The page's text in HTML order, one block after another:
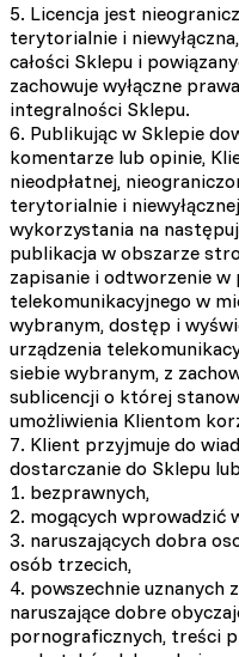
5. Licencja jest
terytorialnie i
całości Sklepu i
zachowuje wyłączne
integralności Sklepu.
6. Publikując w Sklepie
komentarze lub opinie,
nieodpłatnej,
terytorialnie i
wykorzystania na
publikacja w obszarze
zapisanie i odtworzenie w
telekomunikacyjnego w
wybranym, dostęp i
urządzenia
siebie wybranym, z
sublicencji o której
umożliwienia Klientom
7. Klient przyjmuje do
dostarczanie do Sklepu
1. bezprawnych,
2. mogących wprowadzić
3. naruszających dobra
osób trzecich,
4. powszechnie uznanych
naruszające dobre
pornograficznych, treści